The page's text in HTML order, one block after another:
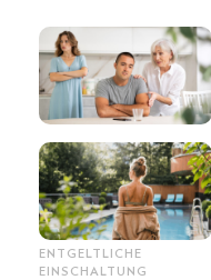
ENTGELTLICHE
EINSCHALTUNG